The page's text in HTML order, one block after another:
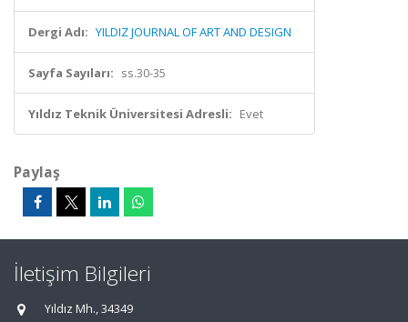
Dergi Adı: YILDIZ JOURNAL OF ART AND DESIGN
Sayfa Sayıları: ss.30-35
Yıldız Teknik Üniversitesi Adresli: Evet
Paylaş
İletişim Bilgileri
Yıldız Mh., 34349